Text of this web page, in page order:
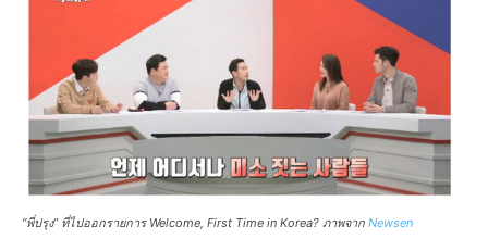
“พี่ปรุง” ที่ไปออกรายการ Welcome, First Time in Korea? ภาพจาก Newsen